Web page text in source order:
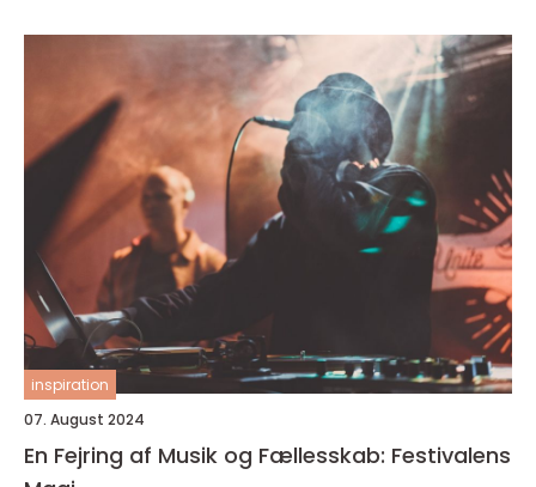
inspiration
07. August 2024
En Fejring af Musik og Fællesskab: Festivalens